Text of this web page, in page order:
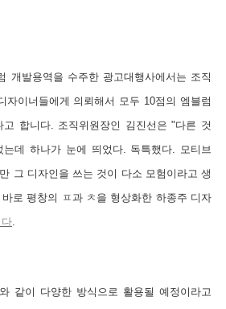
개발용역을 수주한 광고대행사에서는 조직
자이너들에게 의뢰해서 모두 10점의 엠블럼
고 합니다. 조직위원장인 김진선은 "다른 것
는데 하나가 눈에 띄었다. 독특했다. 모티브
그 디자인을 쓰는 것이 다소 모험이라고 생
로 평창의 ㅍ과 ㅊ을 형상화한 하종주 디자
다
같이 다양한 방식으로 활용될 예정이라고